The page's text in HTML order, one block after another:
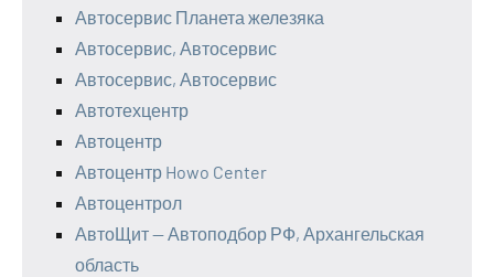
Автосервис Планета железяка
Автосервис, Автосервис
Автосервис, Автосервис
Автотехцентр
Автоцентр
Автоцентр Howo Center
Автоцентрол
АвтоЩит — Автоподбор РФ, Архангельская
область